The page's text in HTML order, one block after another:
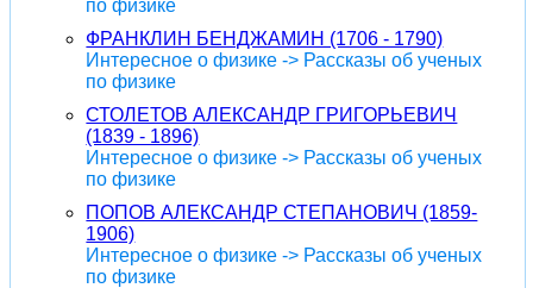
по физике
ФРАНКЛИН БЕНДЖАМИН (1706 - 1790)
Интересное о физике -> Рассказы об ученых
по физике
СТОЛЕТОВ АЛЕКСАНДР ГРИГОРЬЕВИЧ
(1839 - 1896)
Интересное о физике -> Рассказы об ученых
по физике
ПОПОВ АЛЕКСАНДР СТЕПАНОВИЧ (1859-
1906)
Интересное о физике -> Рассказы об ученых
по физике